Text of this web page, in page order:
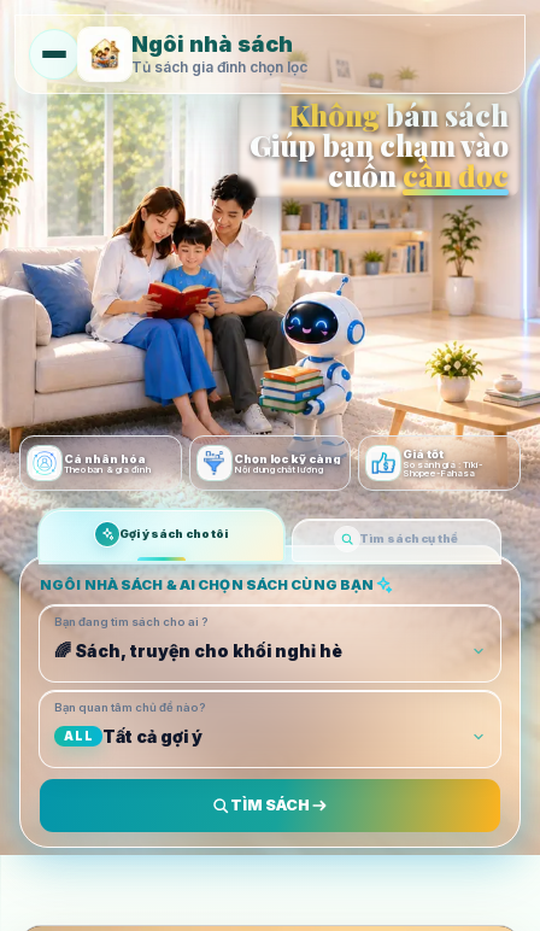
Ngôi nhà sách
Tủ sách gia đình chọn lọc
Khôngbán sách
Giúp bạn chạm vào
cuốncần đọc
Cá nhân hóa
Theo bạn & gia đình
Chọn lọc kỹ càng
Nội dung chất lượng
Giá tốt
So sánh giá : Tiki-
Shopee-Fahasa
Gợi ý sách cho tôi Tìm sách cụ thể
NGÔI NHÀ SÁCH & AI CHỌN SÁCH CÙNG BẠN
Bạn đang tìm sách cho ai ?
🌈 Sách, truyện cho khối nghỉ hè
Bạn quan tâm chủ đề nào?
ALL Tất cả gợi ý
TÌM SÁCH